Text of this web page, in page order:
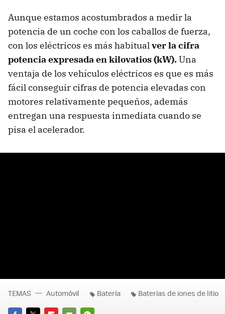
Aunque estamos acostumbrados a medir la
potencia de un coche con los caballos de fuerza,
con los eléctricos es más habitualver la cifra
potencia expresada en kilovatios (kW).Una
ventaja de los vehículos eléctricos es que es más
fácil conseguir cifras de potencia elevadas con
motores relativamente pequeños, además
entregan una respuesta inmediata cuando se
pisa el acelerador.
TEMAS Automóvil Batería Baterías de iones de litio